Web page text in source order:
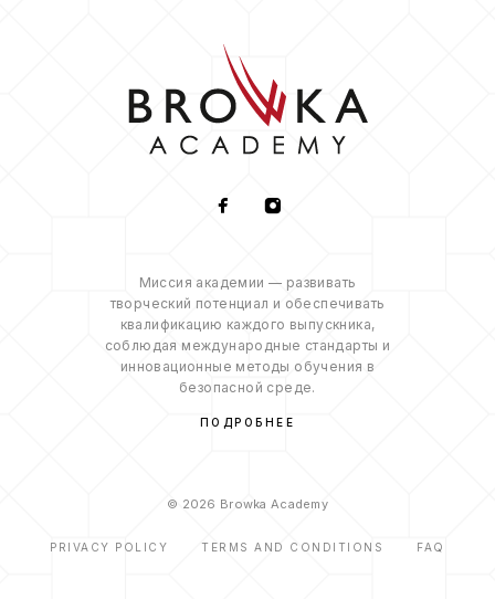
Миссия академии — развивать
творческий потенциал и обеспечивать
квалификацию каждого выпускника,
соблюдая международные стандарты и
инновационные методы обучения в
безопасной среде.
ПОДРОБНЕЕ
© 2026 Browka Academy
PRIVACY POLICY TERMS AND CONDITIONS FAQ